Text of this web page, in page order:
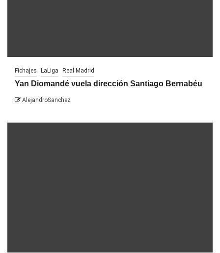
Fichajes LaLiga Real Madrid
Yan Diomandé vuela dirección Santiago Bernabéu
AlejandroSanchez